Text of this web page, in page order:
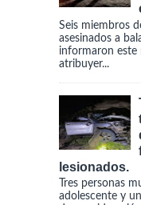
Seis miembros
asesinados a
informaron este
atribuyer...
lesionados.
Tres personas
adolescente y